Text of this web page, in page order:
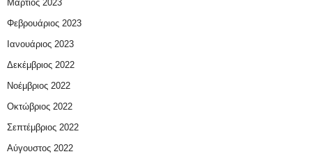
Μάρτιος 2023
Φεβρουάριος 2023
Ιανουάριος 2023
Δεκέμβριος 2022
Νοέμβριος 2022
Οκτώβριος 2022
Σεπτέμβριος 2022
Αύγουστος 2022